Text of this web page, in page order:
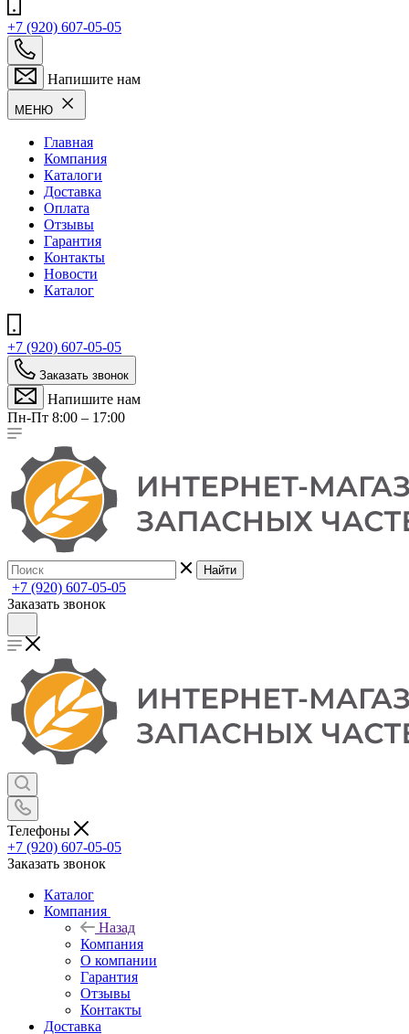
+7 (920) 607-05-05
Напишите нам
МЕНЮ
Главная
Компания
Каталоги
Доставка
Оплата
Отзывы
Гарантия
Контакты
Новости
Каталог
+7 (920) 607-05-05
Заказать звонок
Напишите нам
Пн-Пт 8:00 – 17:00
Найти
+7 (920) 607-05-05
Заказать звонок
Телефоны
+7 (920) 607-05-05
Заказать звонок
Каталог
Компания
Назад
Компания
О компании
Гарантия
Отзывы
Контакты
Доставка